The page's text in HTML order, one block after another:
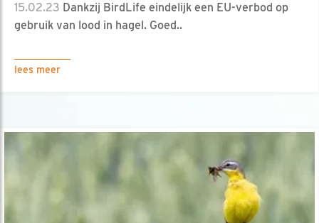
15.02.23 Dankzij BirdLife eindelijk een EU-verbod op
gebruik van lood in hagel. Goed..
lees meer